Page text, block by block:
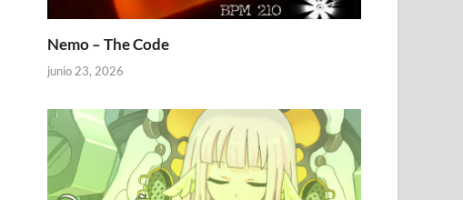
Nemo – The Code
junio 23, 2026